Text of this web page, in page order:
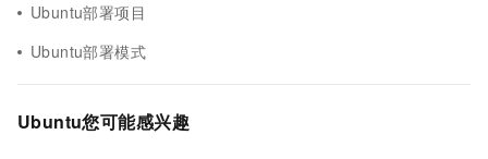
Ubuntu部署项目
Ubuntu部署模式
Ubuntu您可能感兴趣